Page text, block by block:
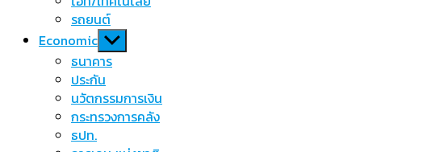
รถยนต์
Economic Show
sub
menu
ธนาคาร
ประกัน
นวัตกรรมการเงิน
กระทรวงการคลัง
ธปท.